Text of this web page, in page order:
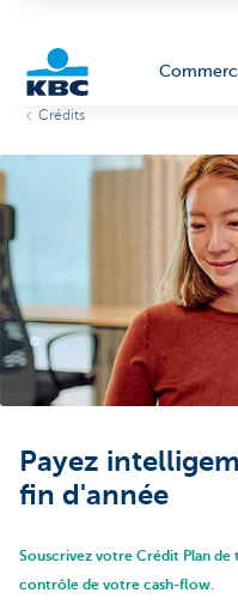
Corporate
Crédits
Payez
fin d'année
Souscrivez votre Crédit Plan
contrôle de votre cash-flow.